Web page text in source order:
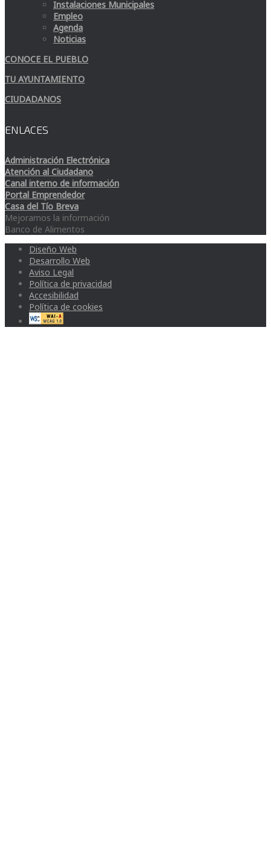
Instalaciones Municipales
Empleo
Agenda
Noticias
CONOCE EL PUEBLO
TU AYUNTAMIENTO
CIUDADANOS
ENLACES
Administración Electrónica
Atención al Ciudadano
Canal interno de información
Portal Emprendedor
Casa del Tío Breva
Mejoramos la información
Banco de Alimentos
Diseño Web
Desarrollo Web
Aviso Legal
Política de privacidad
Accesibilidad
Política de cookies